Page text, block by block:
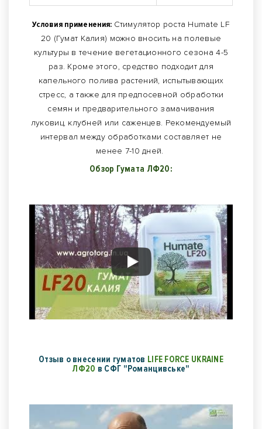
Условия применения: Стимулятор роста Нumate LF
20 (Гумат Калия) можно вносить на полевые
культуры в течение вегетационного сезона 4-5
раз. Кроме этого, средство подходит для
капельного полива растений, испытывающих
стресс, а также для предпосевной обработки
семян и предварительного замачивания
луковиц, клубней или саженцев. Рекомендуемый
интервал между обработками составляет не
менее 7-10 дней.
Обзор Гумата ЛФ20:
Отзыв о внесении гуматов LIFE FORCE UKRAINE
ЛФ20 в СФГ "Романцивське"